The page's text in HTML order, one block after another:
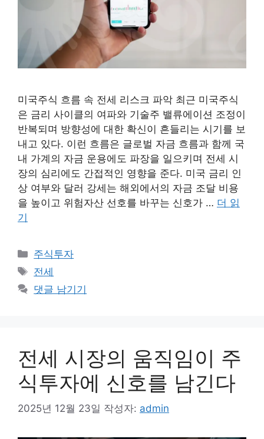
미국주식 흐름 속 전세 리스크 파악 최근 미국주식
은 금리 사이클의 여파와 기술주 밸류에이션 조정이
반복되며 방향성에 대한 확신이 흔들리는 시기를 보
내고 있다. 이런 흐름은 글로벌 자금 흐름과 함께 국
내 가계의 자금 운용에도 파장을 일으키며 전세 시
장의 심리에도 간접적인 영향을 준다. 미국 금리 인
상 여부와 달러 강세는 해외에서의 자금 조달 비용
을 높이고 위험자산 선호를 바꾸는 신호가 … 더 읽
기
카
테
리
주식투자
태
그
전세
댓글 남기기
전세 시장의 움직임이 주
식투자에 신호를 남긴다
2025년 12월 23일 작성자: admin